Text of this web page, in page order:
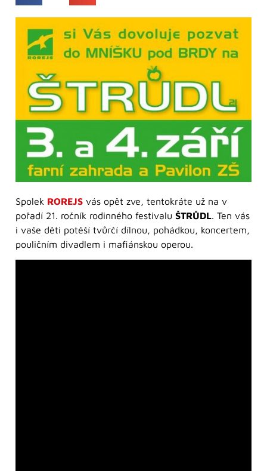
Spolek ROREJS vás opět zve, tentokráte už na v
pořadí 21. ročník rodinného festivalu ŠTRŮDL. Ten vás
i vaše děti potěší tvůrčí dílnou, pohádkou, koncertem,
pouličním divadlem i mafiánskou operou.